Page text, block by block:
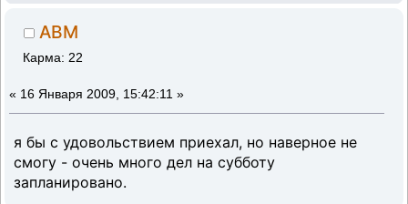
ABM
Карма: 22
« 16 Января 2009, 15:42:11 »
я бы с удовольствием приехал, но наверное не
смогу - очень много дел на субботу
запланировано.